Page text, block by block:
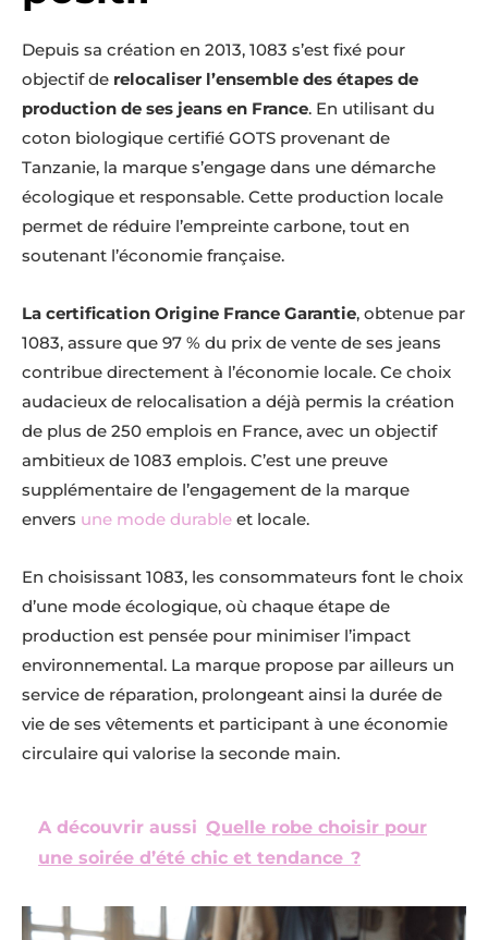
Depuis sa création en 2013, 1083 s’est fixé pour
objectif de relocaliser l’ensemble des étapes de
production de ses jeans en France. En utilisant du
coton biologique certifié GOTS provenant de
Tanzanie, la marque s’engage dans une démarche
écologique et responsable. Cette production locale
permet de réduire l’empreinte carbone, tout en
soutenant l’économie française.
La certification Origine France Garantie, obtenue par
1083, assure que 97 % du prix de vente de ses jeans
contribue directement à l’économie locale. Ce choix
audacieux de relocalisation a déjà permis la création
de plus de 250 emplois en France, avec un objectif
ambitieux de 1083 emplois. C’est une preuve
supplémentaire de l’engagement de la marque
envers une mode durable et locale.
En choisissant 1083, les consommateurs font le choix
d’une mode écologique, où chaque étape de
production est pensée pour minimiser l’impact
environnemental. La marque propose par ailleurs un
service de réparation, prolongeant ainsi la durée de
vie de ses vêtements et participant à une économie
circulaire qui valorise la seconde main.
A découvrir aussi Quelle robe choisir pour
une soirée d’été chic et tendance ?